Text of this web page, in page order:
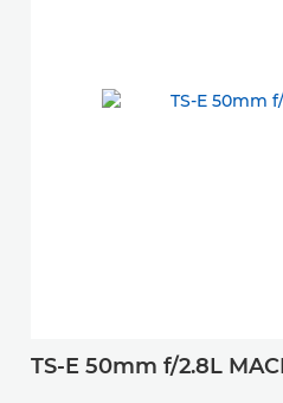
TS-E 50mm f/2.8L